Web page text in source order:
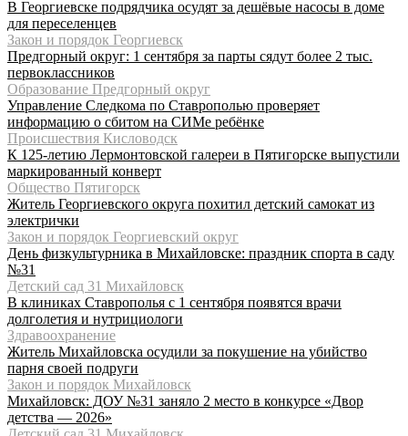
В Георгиевске подрядчика осудят за дешёвые насосы в доме
для переселенцев
Закон и порядок Георгиевск
Предгорный округ: 1 сентября за парты сядут более 2 тыс.
первоклассников
Образование Предгорный округ
Управление Следкома по Ставрополью проверяет
информацию о сбитом на СИМе ребёнке
Происшествия Кисловодск
К 125-летию Лермонтовской галереи в Пятигорске выпустили
маркированный конверт
Общество Пятигорск
Житель Георгиевского округа похитил детский самокат из
электрички
Закон и порядок Георгиевский округ
День физкультурника в Михайловске: праздник спорта в саду
№31
Детский сад 31 Михайловск
В клиниках Ставрополья с 1 сентября появятся врачи
долголетия и нутрициологи
Здравоохранение
Житель Михайловска осудили за покушение на убийство
парня своей подруги
Закон и порядок Михайловск
Михайловск: ДОУ №31 заняло 2 место в конкурсе «Двор
детства — 2026»